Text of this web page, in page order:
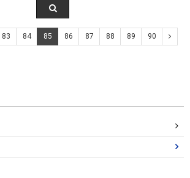
83 84 85 86 87 88 89 90